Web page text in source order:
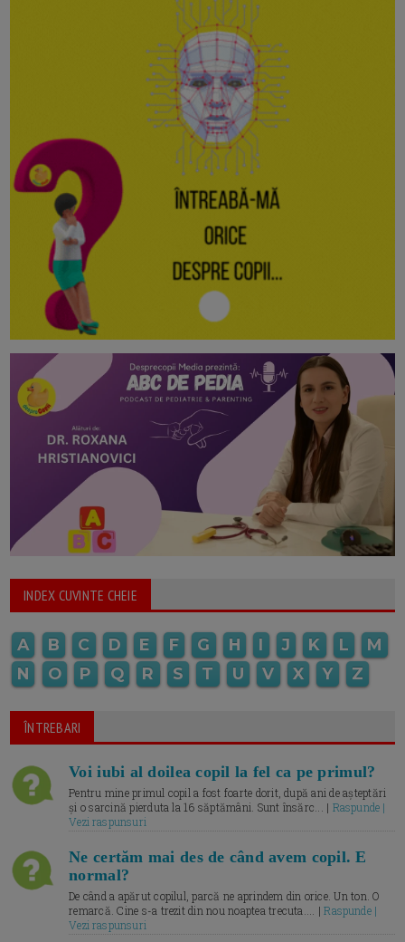
INDEX CUVINTE CHEIE
A B C D E F G H I J K L
M
N
O P Q R S T U V X Y Z
ÎNTREBARI
Voi iubi al doilea copil la fel ca pe primul?
Pentru mine primul copil a fost foarte dorit, după ani de așteptări
și o sarcină pierduta la 16 săptămâni. Sunt însărc... | Raspunde |
Vezi raspunsuri
Ne certăm mai des de când avem copil. E
normal?
De când a apărut copilul, parcă ne aprindem din orice. Un ton. O
remarcă. Cine s-a trezit din nou noaptea trecuta.... |Raspunde |
Vezi raspunsuri